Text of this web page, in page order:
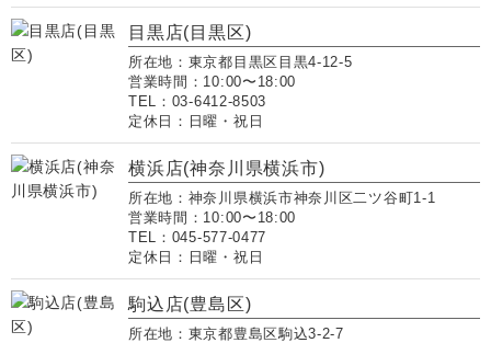
目黒店(目黒区)
所在地：東京都目黒区目黒4-12-5
営業時間：10:00〜18:00
TEL：03-6412-8503
定休日：日曜・祝日
横浜店(神奈川県横浜市)
所在地：神奈川県横浜市神奈川区二ツ谷町1-1
営業時間：10:00〜18:00
TEL：045-577-0477
定休日：日曜・祝日
駒込店(豊島区)
所在地：東京都豊島区駒込3-2-7